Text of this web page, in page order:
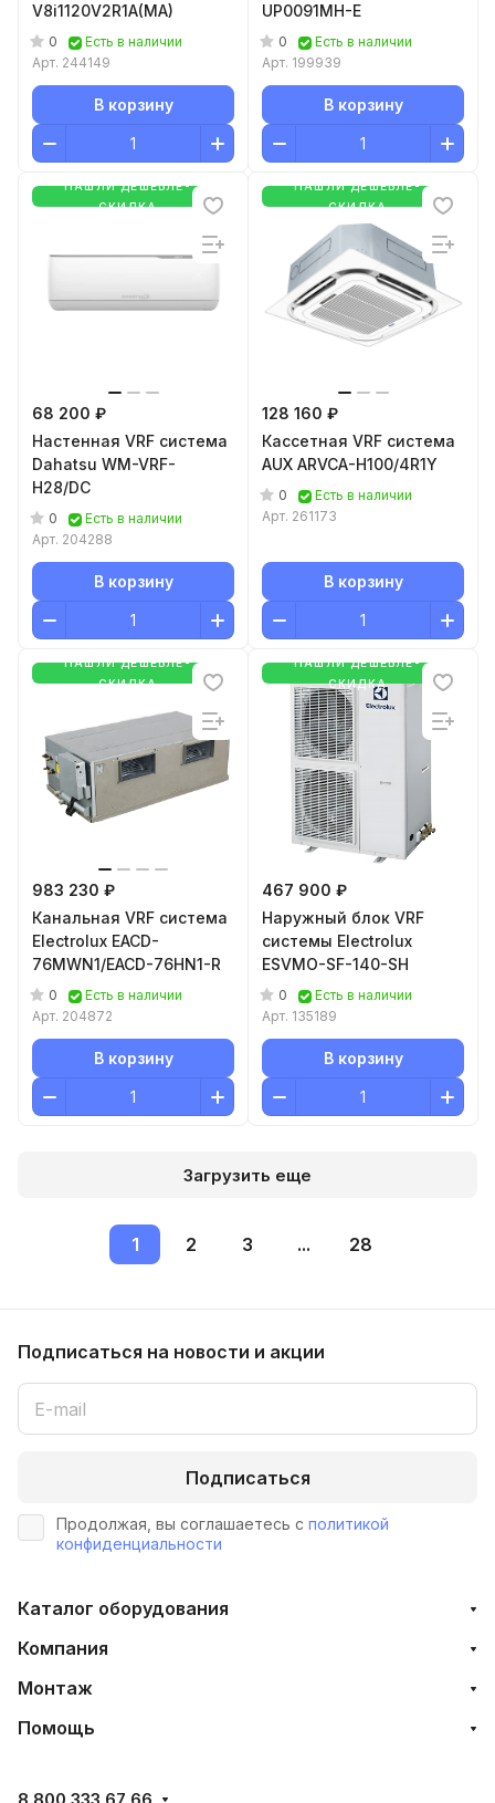
V8i1120V2R1A(MA)
0
Есть в наличии
Арт. 244149
В корзину
UP0091MH-E
0
Есть в наличии
Арт. 199939
В корзину
НАШЛИ ДЕШЕВЛЕ-
СКИДКА
68 200 ₽
Настенная VRF система
Dahatsu WM-VRF-
H28/DC
0
Есть в наличии
Арт. 204288
В корзину
НАШЛИ ДЕШЕВЛЕ-
СКИДКА
128 160 ₽
Кассетная VRF система
AUX ARVCA-H100/4R1Y
0
Есть в наличии
Арт. 261173
В корзину
НАШЛИ ДЕШЕВЛЕ-
СКИДКА
983 230 ₽
Канальная VRF система
Electrolux EACD-
76MWN1/EACD-76HN1-R
0
Есть в наличии
Арт. 204872
В корзину
НАШЛИ ДЕШЕВЛЕ-
СКИДКА
467 900 ₽
Наружный блок VRF
системы Electrolux
ESVMO-SF-140-SH
0
Есть в наличии
Арт. 135189
В корзину
Загрузить еще
1 2 3 ... 28
Подписаться на новости и акции
Подписаться
Продолжая, вы соглашаетесь с политикой
конфиденциальности
Каталог оборудования
Компания
Монтаж
Помощь